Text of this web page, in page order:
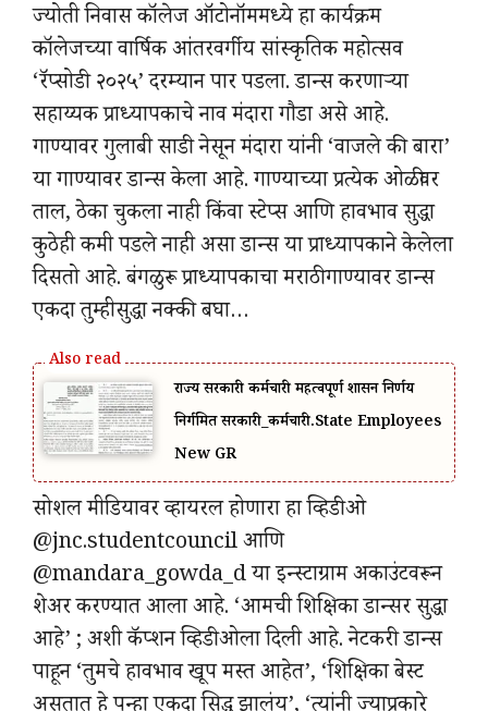
ज्योती निवास कॉलेज ऑटोनॉममध्ये हा कार्यक्रम
कॉलेजच्या वार्षिक आंतरवर्गीय सांस्कृतिक महोत्सव
‘रॅप्सोडी २०२५’ दरम्यान पार पडला. डान्स करणाऱ्या
सहाय्यक प्राध्यापकाचे नाव मंदारा गौडा असे आहे.
गाण्यावर गुलाबी साडी नेसून मंदारा यांनी ‘वाजले की बारा’
या गाण्यावर डान्स केला आहे. गाण्याच्या प्रत्येक ओळीवर
ताल, ठेका चुकला नाही किंवा स्टेप्स आणि हावभाव सुद्धा
कुठेही कमी पडले नाही असा डान्स या प्राध्यापकाने केलेला
दिसतो आहे. बंगळुरू प्राध्यापकाचा मराठी गाण्यावर डान्स
एकदा तुम्हीसुद्धा नक्की बघा…
राज्य सरकारी कर्मचारी महत्वपूर्ण शासन निर्णय
निर्गमित सरकारी_कर्मचारी.State Employees
New GR
सोशल मीडियावर व्हायरल होणारा हा व्हिडीओ
@jnc.studentcouncil आणि
@mandara_gowda_d या इन्स्टाग्राम अकाउंटवरून
शेअर करण्यात आला आहे. ‘आमची शिक्षिका डान्सर सुद्धा
आहे’ ; अशी कॅप्शन व्हिडीओला दिली आहे. नेटकरी डान्स
पाहून ‘तुमचे हावभाव खूप मस्त आहेत’, ‘शिक्षिका बेस्ट